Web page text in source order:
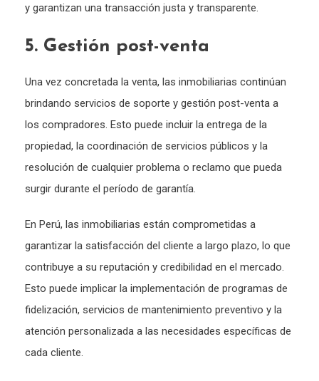
y garantizan una transacción justa y transparente.
5. Gestión post-venta
Una vez concretada la venta, las inmobiliarias continúan
brindando servicios de soporte y gestión post-venta a
los compradores. Esto puede incluir la entrega de la
propiedad, la coordinación de servicios públicos y la
resolución de cualquier problema o reclamo que pueda
surgir durante el período de garantía.
En Perú, las inmobiliarias están comprometidas a
garantizar la satisfacción del cliente a largo plazo, lo que
contribuye a su reputación y credibilidad en el mercado.
Esto puede implicar la implementación de programas de
fidelización, servicios de mantenimiento preventivo y la
atención personalizada a las necesidades específicas de
cada cliente.